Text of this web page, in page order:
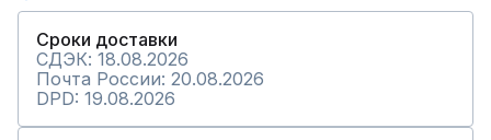
Сроки доставки
СДЭК: 18.08.2026
Почта России: 20.08.2026
DPD: 19.08.2026